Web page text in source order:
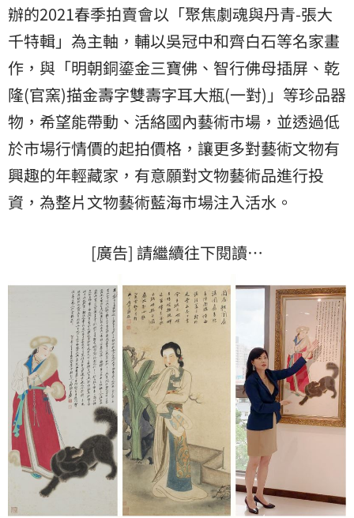
辦的2021春季拍賣會以「聚焦劇魂與丹青-張大
千特輯」為主軸，輔以吳冠中和齊白石等名家畫
作，與「明朝銅鎏金三寶佛、智行佛母插屏、乾
隆(官窯)描金壽字雙壽字耳大瓶(一對)」等珍品器
物，希望能帶動、活絡國內藝術市場，並透過低
於市場行情價的起拍價格，讓更多對藝術文物有
興趣的年輕藏家，有意願對文物藝術品進行投
資，為整片文物藝術藍海市場注入活水。
[廣告] 請繼續往下閱讀…